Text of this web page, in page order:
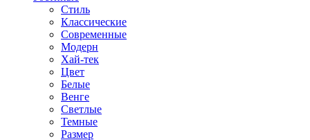
Стиль
Классические
Современные
Модерн
Хай-тек
Цвет
Белые
Венге
Светлые
Темные
Размер